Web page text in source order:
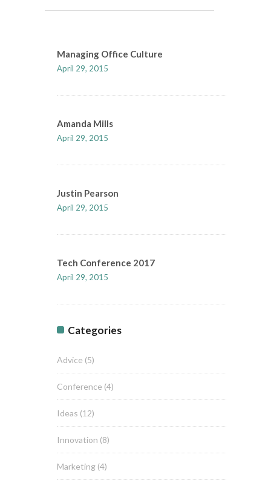
Managing Office Culture
April 29, 2015
Amanda Mills
April 29, 2015
Justin Pearson
April 29, 2015
Tech Conference 2017
April 29, 2015
Categories
Advice (5)
Conference (4)
Ideas (12)
Innovation (8)
Marketing (4)